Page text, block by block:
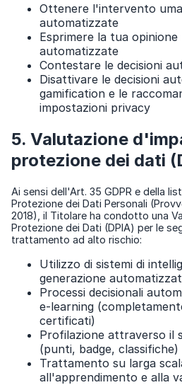
Ottenere l'intervento
automatizzate
Esprimere la tua
automatizzate
Contestare le decisioni
Disattivare le decisioni
gamification e le
impostazioni privacy
5. Valutazione
protezione dei dati
Ai sensi dell'Art. 35 GDPR e della
Protezione dei Dati Personali
2018), il Titolare ha condotto una
Protezione dei Dati (DPIA) per le
trattamento ad alto rischio:
Utilizzo di sistemi di
generazione
Processi decisionali
e-learning
certificati)
Profilazione attraverso il
(punti, badge, classifiche)
Trattamento su larga
all'apprendimento e alla